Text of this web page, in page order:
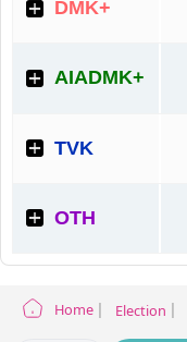
Home Election